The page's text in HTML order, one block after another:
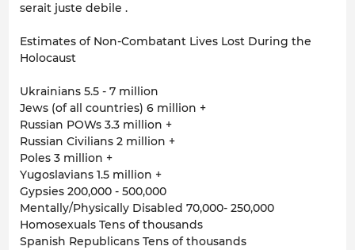
serait juste debile .
Estimates of Non-Combatant Lives Lost During the
Holocaust
Ukrainians 5.5 - 7 million
Jews (of all countries) 6 million +
Russian POWs 3.3 million +
Russian Civilians 2 million +
Poles 3 million +
Yugoslavians 1.5 million +
Gypsies 200,000 - 500,000
Mentally/Physically Disabled 70,000- 250,000
Homosexuals Tens of thousands
Spanish Republicans Tens of thousands